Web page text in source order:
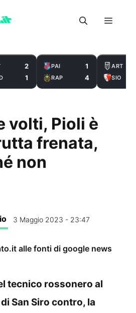
Menu
2
1
PAI 1
RAP 4
ART
SIO
volti, Pioli è
frenata,
non
3 Maggio 2023 - 23:47
alle fonti di google news
tecnico rossonero al
San Siro contro, la